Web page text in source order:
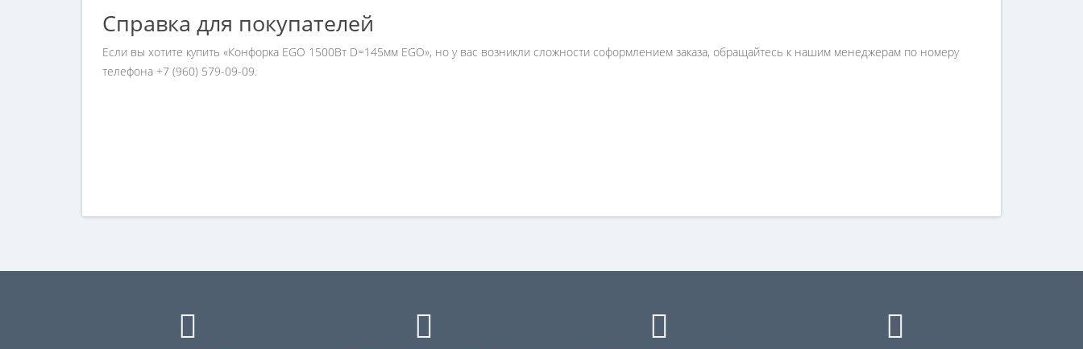
Справка для покупателей
Если вы хотите купить «Конфорка EGO 1500Вт D=145мм EGO», но у вас возникли сложности соформлением заказа, обращайтесь к нашим менеджерам по номеру
телефона +7 (960) 579-09-09.